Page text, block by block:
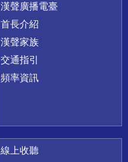
漢聲廣播電臺
首長介紹
漢聲家族
交通指引
頻率資訊
線上收聽